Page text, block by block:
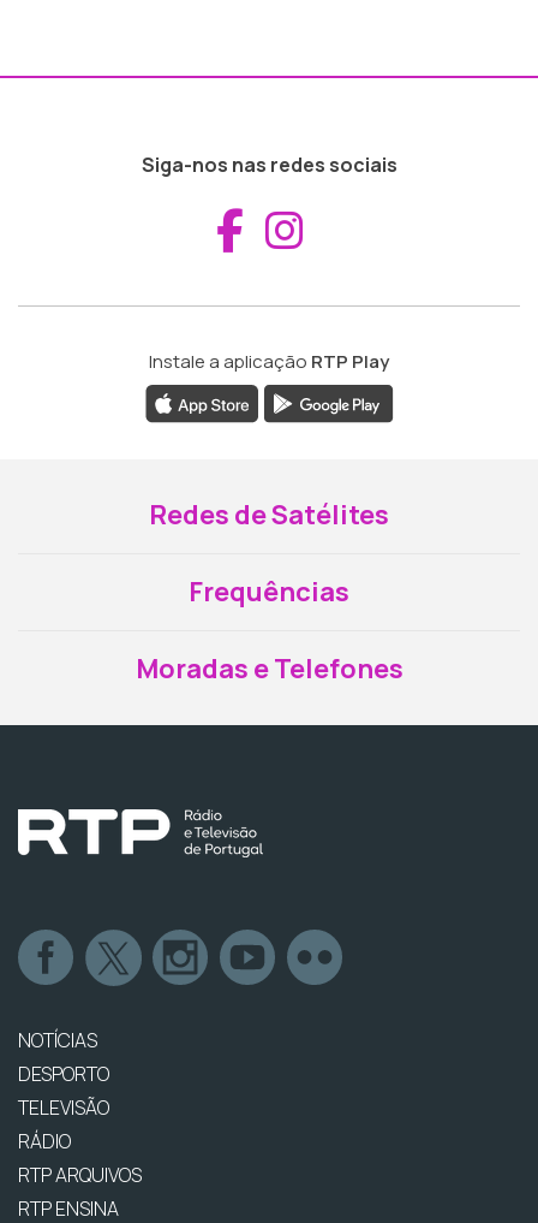
Siga-nos nas redes sociais
Aceder ao
Instale a aplicação RTP Play
Redes de Satélites
Frequências
Moradas e Telefones
NOTÍCIAS
DESPORTO
TELEVISÃO
RÁDIO
RTP ARQUIVOS
RTP ENSINA